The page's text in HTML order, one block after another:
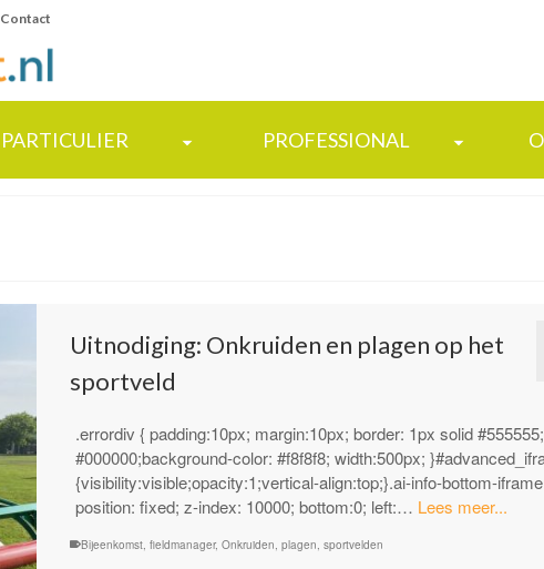
Contact
PARTICULIER PROFESSIONAL
Uitnodiging: Onkruiden en plagen op het
sportveld
.errordiv { padding:10px; margin:10px; border: 1px solid
#000000;background-color: #f8f8f8; width:500px;
{visibility:visible;opacity:1;vertical-align:top;}.ai-info-bottom-
position: fixed; z-index: 10000; bottom:0; left:… Lees meer...
Bijeenkomst, fieldmanager, Onkruiden, plagen, sportvelden